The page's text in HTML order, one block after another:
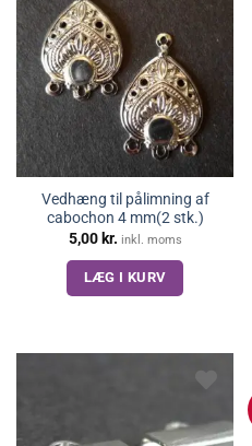
Vedhæng til pålimning af
cabochon 4 mm(2 stk.)
5,00 kr. inkl. moms
LÆG I KURV